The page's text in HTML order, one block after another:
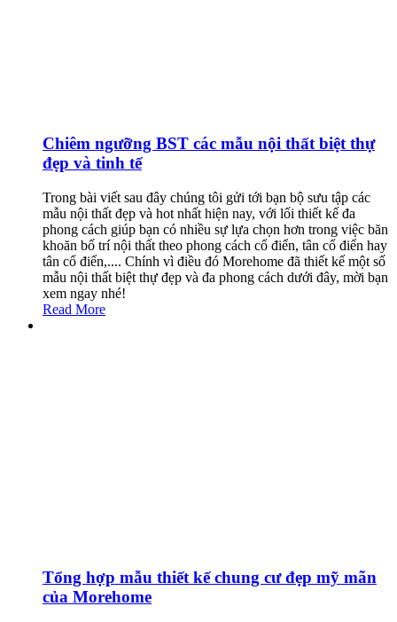
Chiêm ngưỡng BST các mẫu nội thất biệt thự
đẹp và tinh tế
Trong bài viết sau đây chúng tôi gửi tới bạn bộ sưu tập các
mẫu nội thất đẹp và hot nhất hiện nay, với lối thiết kế đa
phong cách giúp bạn có nhiều sự lựa chọn hơn trong việc băn
khoăn bố trí nội thất theo phong cách cổ điển, tân cổ điển hay
tân cổ điển,.... Chính vì điều đó Morehome đã thiết kế một số
mẫu nội thất biệt thự đẹp và đa phong cách dưới đây, mời bạn
xem ngay nhé!
Read More
Tổng hợp mẫu thiết kế chung cư đẹp mỹ mãn
của Morehome